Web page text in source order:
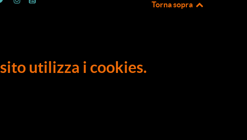
Torna sopra
utilizza i cookies.